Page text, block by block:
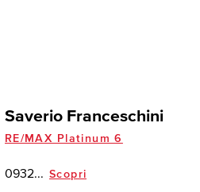
Saverio Franceschini
RE/MAX Platinum 6
0932... Scopri